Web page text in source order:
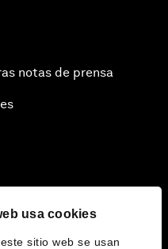
usa cookies
sitio web se usan
notas de prensa